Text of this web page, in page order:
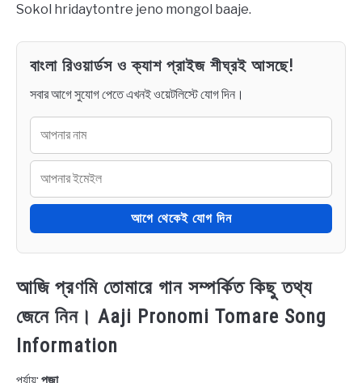
Sokol hridaytontre jeno mongol baaje.
বাংলা রিওয়ার্ডস ও ক্যাশ প্রাইজ শীঘ্রই আসছে!
সবার আগে সুযোগ পেতে এখনই ওয়েটলিস্টে যোগ দিন।
আগে থেকেই যোগ দিন
আজি প্রণমি তোমারে গান সম্পর্কিত কিছু তথ্য
জেনে নিন। Aaji Pronomi Tomare Song
Information
পর্যায়: পূজা